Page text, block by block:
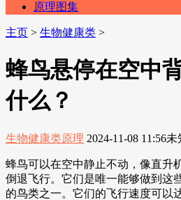
原理图集
主页 > 生物健康类 >
蜂鸟悬停在空中
什么？
生物健康类原理 2024-11-08 11:56未
蜂鸟可以在空中静止不动，像直升
倒退飞行。它们是唯一能够做到这
的鸟类之一。它们的飞行速度可以